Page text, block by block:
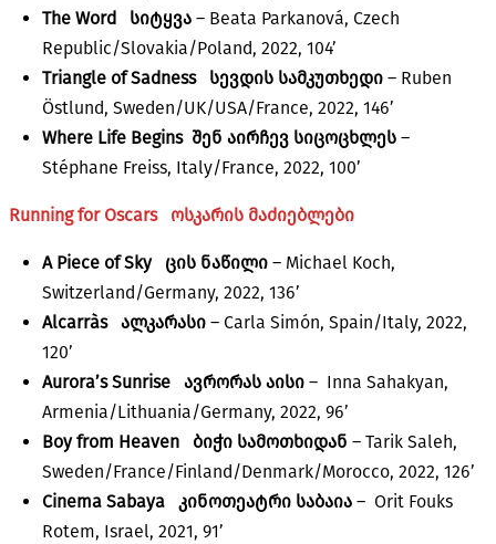
The Word სიტყვა – Beata Parkanová, Czech
Republic/Slovakia/Poland, 2022, 104’
Triangle of Sadness სევდის სამკუთხედი – Ruben
Östlund, Sweden/UK/USA/France, 2022, 146’
Where Life Beginsშენ აირჩევ სიცოცხლეს –
Stéphane Freiss, Italy/France, 2022, 100’
Running for Oscarsოსკარის მაძიებლები
A Piece of Skyცის ნაწილი – Michael Koch,
Switzerland/Germany, 2022, 136’
Alcarràsალკარასი – Carla Simón, Spain/Italy, 2022,
120’
Aurora’s Sunrise ავრორას აისი – Inna Sahakyan,
Armenia/Lithuania/Germany, 2022, 96’
Boy from Heaven ბიჭი სამოთხიდან – Tarik Saleh,
Sweden/France/Finland/Denmark/Morocco, 2022, 126’
Cinema Sabaya კინოთეატრი საბაია – Orit Fouks
Rotem, Israel, 2021, 91’